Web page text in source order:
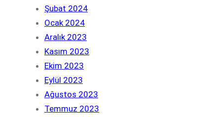
Şubat 2024
Ocak 2024
Aralık 2023
Kasım 2023
Ekim 2023
Eylül 2023
Ağustos 2023
Temmuz 2023